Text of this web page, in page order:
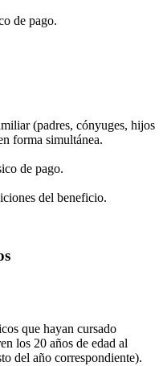
de pago.
(padres, cónyuges, hijos
forma simultánea.
de pago.
del beneficio.
que hayan cursado
los 20 años de edad al
del año correspondiente).